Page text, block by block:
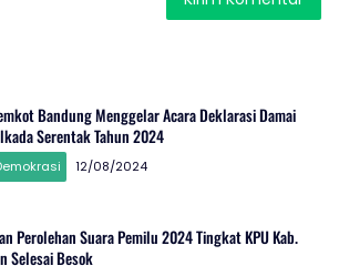
Bandung Menggelar Acara Deklarasi Damai
Serentak Tahun 2024
12/08/2024
Perolehan Suara Pemilu 2024 Tingkat KPU Kab.
Selesai Besok